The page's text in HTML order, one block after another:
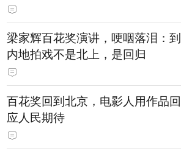
梁家辉百花奖演讲，哽咽落泪：到
内地拍戏不是北上，是回归
百花奖回到北京，电影人用作品回
应人民期待